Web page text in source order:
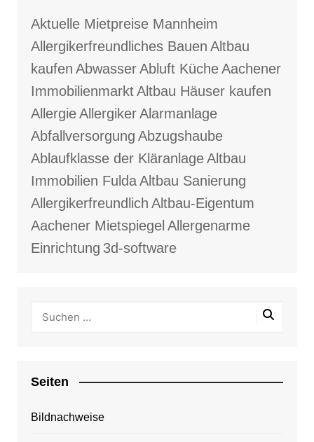
Aktuelle Mietpreise Mannheim
Allergikerfreundliches Bauen Altbau
kaufen AbwasserAbluft KücheAachener
ImmobilienmarktAltbau Häuser kaufen
AllergieAllergikerAlarmanlage
Abfallversorgung Abzugshaube
Ablaufklasse der KläranlageAltbau
Immobilien FuldaAltbau Sanierung
Allergikerfreundlich Altbau-Eigentum
Aachener Mietspiegel Allergenarme
Einrichtung 3d-software
Seiten
Bildnachweise